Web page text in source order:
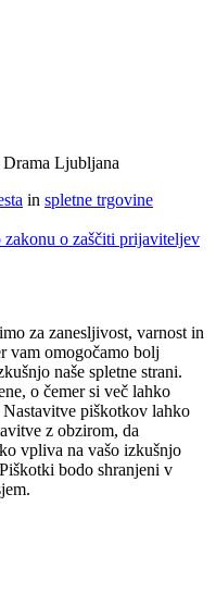
Ljubljana
in spletne trgovine
zakonu o zaščiti prijaviteljev
za zanesljivost, varnost in
vam omogočamo bolj
naše spletne strani.
o čemer si več lahko
Nastavitve piškotkov lahko
z obzirom, da
vpliva na vašo izkušnjo
bodo shranjeni v